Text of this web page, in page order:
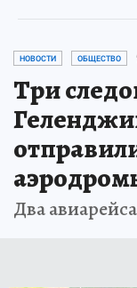
НОВОСТИ ОБЩЕСТВО
Три
Два